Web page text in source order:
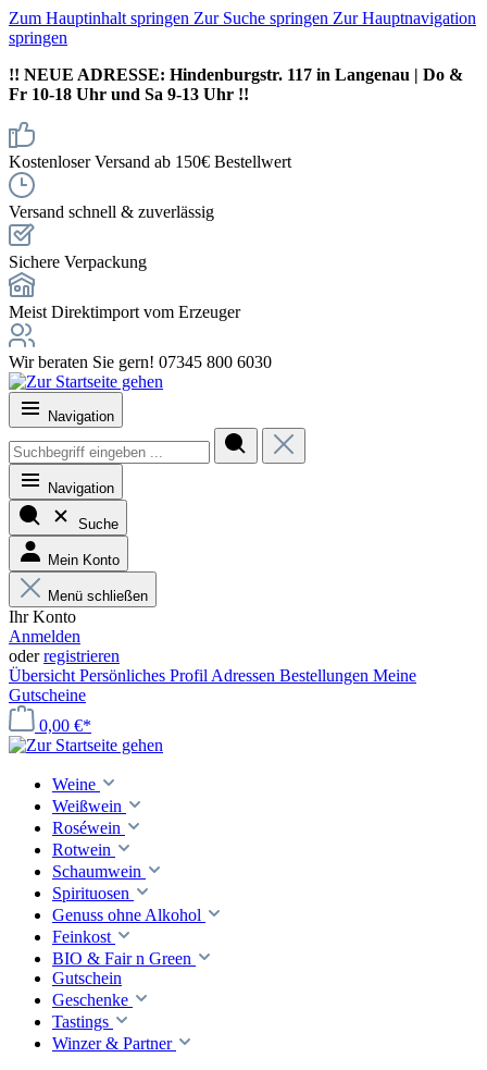
Zum Hauptinhalt springen Zur Suche springen Zur Hauptnavigation
springen
!! NEUE ADRESSE: Hindenburgstr. 117 in Langenau | Do &
Fr 10-18 Uhr und Sa 9-13 Uhr !!
Kostenloser Versand ab 150€ Bestellwert
Versand schnell & zuverlässig
Sichere Verpackung
Meist Direktimport vom Erzeuger
Wir beraten Sie gern! 07345 800 6030
Navigation
Navigation
Suche
Mein Konto
Menü schließen
Ihr Konto
Anmelden
oderregistrieren
Übersicht Persönliches Profil Adressen Bestellungen Meine
Gutscheine
0,00 €*
Weine
Weißwein
Roséwein
Rotwein
Schaumwein
Spirituosen
Genuss ohne Alkohol
Feinkost
BIO & Fair n Green
Gutschein
Geschenke
Tastings
Winzer & Partner